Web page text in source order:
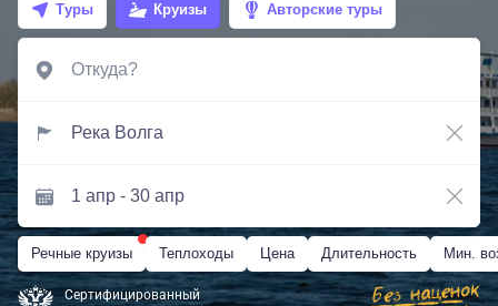
Туры Круизы Авторские туры
Речные круизы Теплоходы Цена Длительность Мин.
Сертифицированный